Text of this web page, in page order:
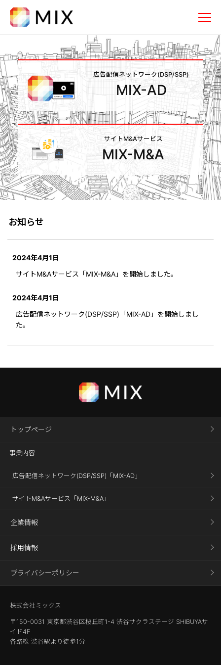
メニュー
トップページ
事業内容
広告配信ネットワーク(DSP/SSP)
「MIX-AD」
サイトM&Aサービス「MIX-M&A」
企業情報
採用情報
広告配信ネットワーク (DSP/SSP)
MIX-AD
サイトM&Aサービス
MIX-M&A
お知らせ
2024年4月1日
サイトM&Aサービス「MIX-M&A」を開始しました。
2024年4月1日
広告配信ネットワーク(DSP/SSP)「MIX-AD」を開始しまし
た。
トップページ
事業内容
広告配信ネットワーク(DSP/SSP)「MIX-AD」
サイトM&Aサービス「MIX-M&A」
企業情報
採用情報
プライバシーポリシー
株式会社ミックス
〒150-0031 東京都渋谷区桜丘町1-4 渋谷サクラステージ SHIBUYAサ
イド4F
各路線 渋谷駅より徒歩1分